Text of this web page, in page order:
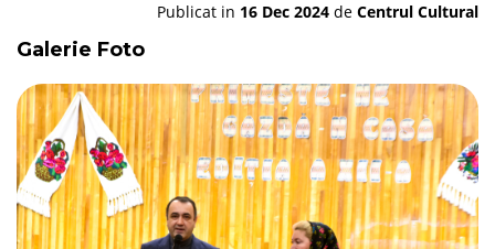
Publicat in 16 Dec 2024 de Centrul Cultural
Galerie Foto